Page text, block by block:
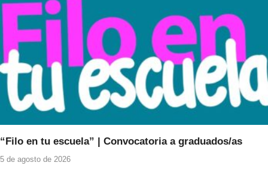
“Filo en tu escuela” | Convocatoria a graduados/as
5 de agosto de 2026